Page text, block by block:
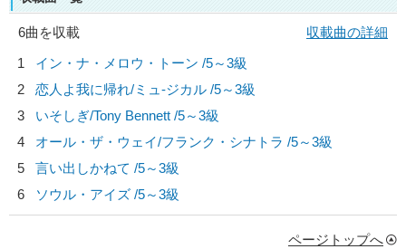
6曲を収載
収載曲の詳細
1
イン・ナ・メロウ・トーン /5～3級
2
恋人よ我に帰れ/ミュ-ジカル /5～3級
3
いそしぎ/Tony Bennett /5～3級
4
オール・ザ・ウェイ/フランク・シナトラ /5～3級
5
言い出しかねて /5～3級
6
ソウル・アイズ /5～3級
ページトップへ